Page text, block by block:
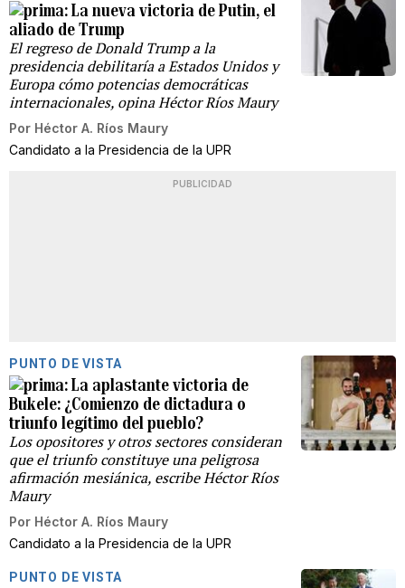
La nueva victoria de Putin, el
aliado de Trump
El regreso de Donald Trump a la
presidencia debilitaría a Estados Unidos y
Europa cómo potencias democráticas
internacionales, opina Héctor Ríos Maury
Por Héctor A. Ríos Maury
Candidato a la Presidencia de la UPR
PUBLICIDAD
PUNTO DE VISTA
La aplastante victoria de
Bukele: ¿Comienzo de dictadura o
triunfo legítimo del pueblo?
Los opositores y otros sectores consideran
que el triunfo constituye una peligrosa
afirmación mesiánica, escribe Héctor Ríos
Maury
Por Héctor A. Ríos Maury
Candidato a la Presidencia de la UPR
PUNTO DE VISTA